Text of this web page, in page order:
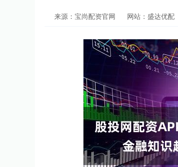
来源：宝尚配资官网 网站：盛达优配